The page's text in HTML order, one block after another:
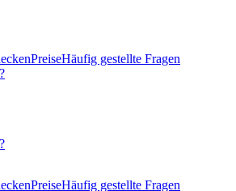
PreiseHäufig gestellte Fragen
PreiseHäufig gestellte Fragen